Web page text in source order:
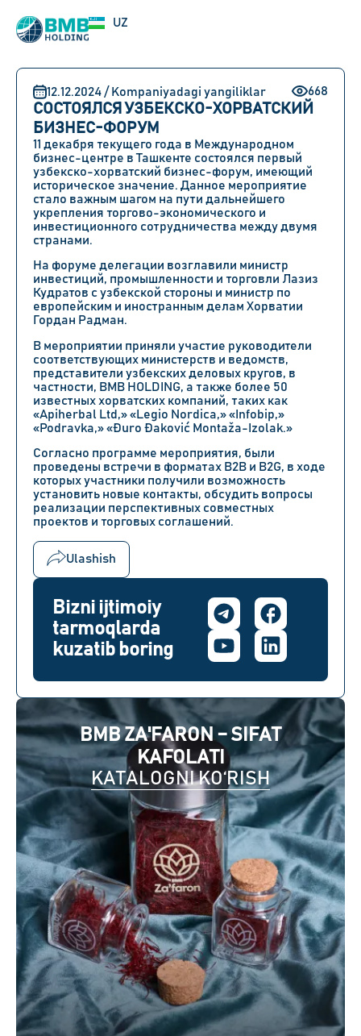
UZ
RU
BMB ZA'FARON – SIFAT
KAFOLATI
KATALOGNI KO‘RISH
12.12.2024 / Kompaniyadagi yangiliklar 668
СОСТОЯЛСЯ УЗБЕКСКО-ХОРВАТСКИЙ
БИЗНЕС-ФОРУМ
11 декабря текущего года в Международном
бизнес-центре в Ташкенте состоялся первый
узбекско-хорватский бизнес-форум, имеющий
историческое значение. Данное мероприятие
стало важным шагом на пути дальнейшего
укрепления торгово-экономического и
инвестиционного сотрудничества между двумя
странами.
На форуме делегации возглавили министр
инвестиций, промышленности и торговли Лазиз
Кудратов с узбекской стороны и министр по
европейским и иностранным делам Хорватии
Гордан Радман.
В мероприятии приняли участие руководители
соответствующих министерств и ведомств,
представители узбекских деловых кругов, в
частности, BMB HOLDING, а также более 50
известных хорватских компаний, таких как
«Apiherbal Ltd,» «Legio Nordica,» «Infobip,»
«Podravka,» «Đuro Đaković Montaža-Izolak.»
Согласно программе мероприятия, были
проведены встречи в форматах B2B и B2G, в ходе
которых участники получили возможность
установить новые контакты, обсудить вопросы
реализации перспективных совместных
проектов и торговых соглашений.
Ulashish
Bizni ijtimoiy
tarmoqlarda
kuzatib boring